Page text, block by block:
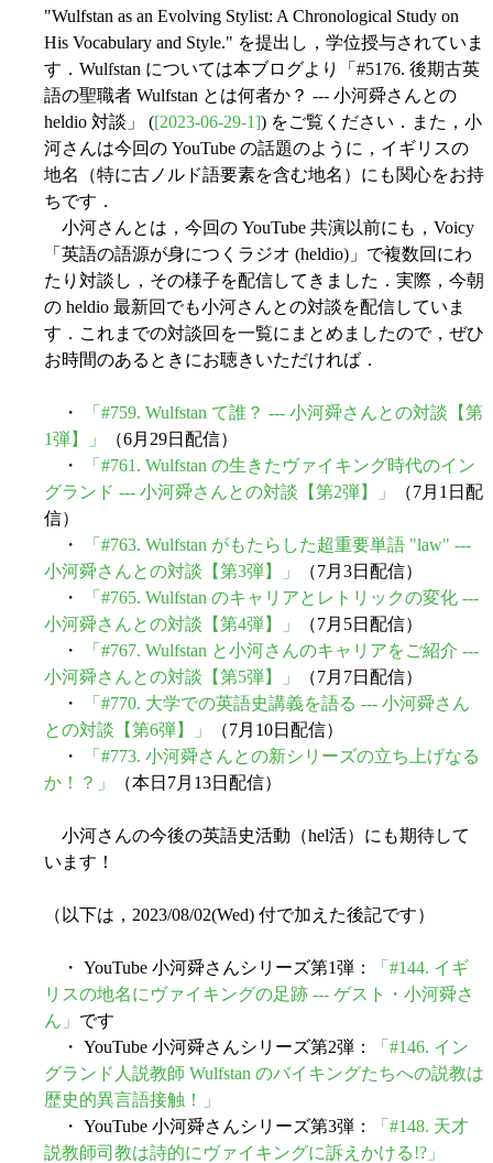
"Wulfstan as an Evolving Stylist: A Chronological Study on
His Vocabulary and Style." を提出し，学位授与されていま
す．Wulfstan については本ブログより「#5176. 後期古英
語の聖職者 Wulfstan とは何者か？ --- 小河舜さんとの
heldio 対談」 ([2023-06-29-1]) をご覧ください．また，小
河さんは今回の YouTube の話題のように，イギリスの
地名（特に古ノルド語要素を含む地名）にも関心をお持
ちです．
小河さんとは，今回の YouTube 共演以前にも，Voicy
「英語の語源が身につくラジオ (heldio)」で複数回にわ
たり対談し，その様子を配信してきました．実際，今朝
の heldio 最新回でも小河さんとの対談を配信していま
す．これまでの対談回を一覧にまとめましたので，ぜひ
お時間のあるときにお聴きいただければ．
・
「#759. Wulfstan て誰？ --- 小河舜さんとの対談【第
1弾】」
（6月29日配信）
・
「#761. Wulfstan の生きたヴァイキング時代のイン
グランド --- 小河舜さんとの対談【第2弾】」
（7月1日配
信）
・
「#763. Wulfstan がもたらした超重要単語 "law" ---
小河舜さんとの対談【第3弾】」
（7月3日配信）
・
「#765. Wulfstan のキャリアとレトリックの変化 ---
小河舜さんとの対談【第4弾】」
（7月5日配信）
・
「#767. Wulfstan と小河さんのキャリアをご紹介 ---
小河舜さんとの対談【第5弾】」
（7月7日配信）
・
「#770. 大学での英語史講義を語る --- 小河舜さん
との対談【第6弾】」
（7月10日配信）
・
「#773. 小河舜さんとの新シリーズの立ち上げなる
か！？」
（本日7月13日配信）
小河さんの今後の英語史活動（hel活）にも期待して
います！
（以下は，2023/08/02(Wed) 付で加えた後記です）
・ YouTube 小河舜さんシリーズ第1弾：
「#144. イギ
リスの地名にヴァイキングの足跡 --- ゲスト・小河舜さ
ん」 です
・ YouTube 小河舜さんシリーズ第2弾：
「#146. イン
グランド人説教師 Wulfstan のバイキングたちへの説教は
歴史的異言語接触！」
・ YouTube 小河舜さんシリーズ第3弾：
「#148. 天才
説教師司教は詩的にヴァイキングに訴えかける!?」